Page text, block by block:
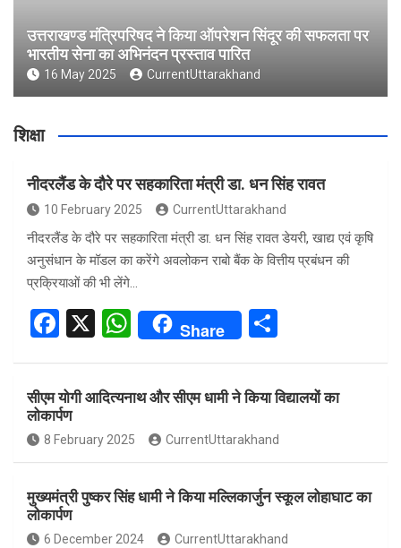
उत्तराखण्ड मंत्रिपरिषद ने किया ऑपरेशन सिंदूर की सफलता पर
भारतीय सेना का अभिनंदन प्रस्ताव पारित
16 May 2025 CurrentUttarakhand
शिक्षा
नीदरलैंड के दौरे पर सहकारिता मंत्री डा. धन सिंह रावत
10 February 2025 CurrentUttarakhand
नीदरलैंड के दौरे पर सहकारिता मंत्री डा. धन सिंह रावत डेयरी, खाद्य एवं कृषि
अनुसंधान के मॉडल का करेंगे अवलोकन राबो बैंक के वित्तीय प्रबंधन की
प्रक्रियाओं की भी लेंगे…
F
ce
b
o
o
k
X
W
s
A
p
p
Share
ar
e
सीएम योगी आदित्यनाथ और सीएम धामी ने किया विद्यालयों का
लोकार्पण
8 February 2025 CurrentUttarakhand
मुख्यमंत्री पुष्कर सिंह धामी ने किया मल्लिकार्जुन स्कूल लोहाघाट का
लोकार्पण
6 December 2024 CurrentUttarakhand